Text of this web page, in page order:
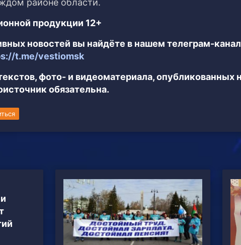
продукции 12+
новостей вы найдёте в нашем телеграм-
t.me/vestiomsk
фото- и видеоматериала, опубликованных
обязательна.